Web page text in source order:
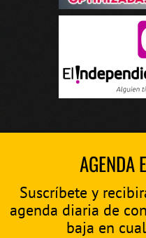
AGENDA
Suscríbete y
agenda diaria de
baja en